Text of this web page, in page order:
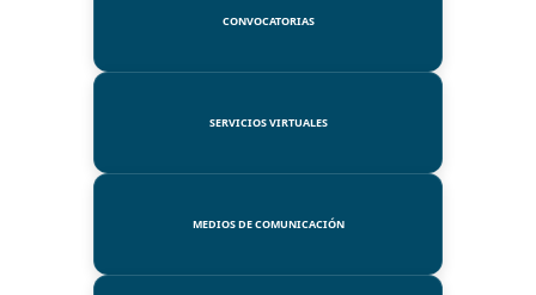
CONVOCATORIAS
SERVICIOS VIRTUALES
MEDIOS DE COMUNICACIÓN